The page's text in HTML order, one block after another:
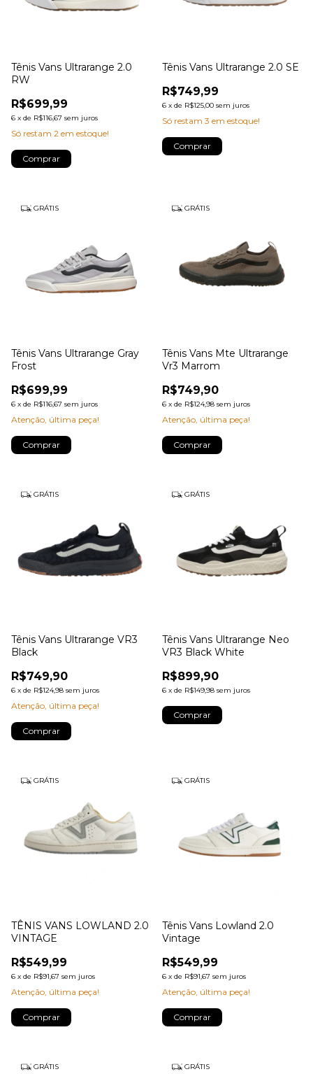
Tênis Vans Ultrarange 2.0
RW
R$699,99
6 x de R$116,67 sem juros
Só restam 2 em estoque!
Comprar
Tênis Vans Ultrarange 2.0 SE
R$749,99
6 x de R$125,00 sem juros
Só restam 3 em estoque!
Comprar
GRÁTIS
Tênis Vans Ultrarange Gray
Frost
R$699,99
6 x de R$116,67 sem juros
Atenção, última peça!
Comprar
GRÁTIS
Tênis Vans Mte Ultrarange
Vr3 Marrom
R$749,90
6 x de R$124,98 sem juros
Atenção, última peça!
Comprar
GRÁTIS
Tênis Vans Ultrarange VR3
Black
R$749,90
6 x de R$124,98 sem juros
Atenção, última peça!
Comprar
GRÁTIS
Tênis Vans Ultrarange Neo
VR3 Black White
R$899,90
6 x de R$149,98 sem juros
Comprar
GRÁTIS
TÊNIS VANS LOWLAND 2.0
VINTAGE
R$549,99
6 x de R$91,67 sem juros
Atenção, última peça!
Comprar
GRÁTIS
Tênis Vans Lowland 2.0
Vintage
R$549,99
6 x de R$91,67 sem juros
Atenção, última peça!
Comprar
GRÁTIS GRÁTIS